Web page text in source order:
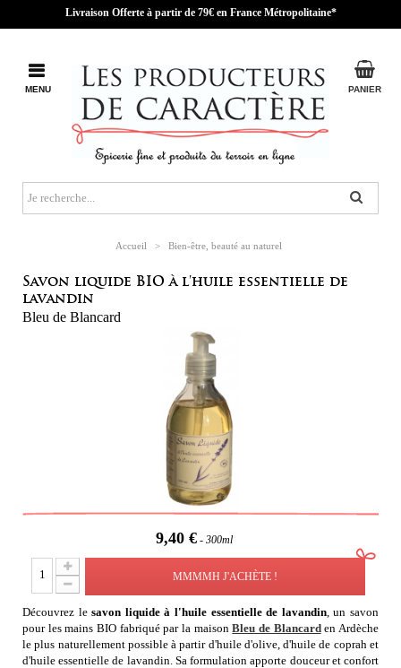
Livraison Offerte à partir de 79€ en France Métropolitaine*
PANIER
MENU
Accueil > Bien-être, beauté au naturel
Savon liquide BIO à l'huile essentielle de
lavandin
Bleu de Blancard
9,40 € 300ml
MMMMH J'ACHÈTE !
Découvrez lesavon liquide à l'huile essentielle de lavandin, un savon
pour les mains BIO fabriqué par la maisonBleu de Blancarden Ardèche
le plus naturellement possible à partir d'huile d'olive, d'huile de coprah et
d'huile essentielle de lavandin. Sa formulation apporte douceur et confort